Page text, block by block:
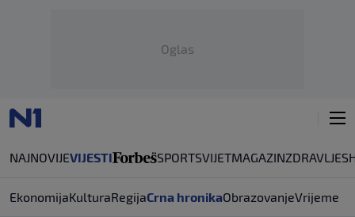
Oglas
NAJNOVIJEVIJESTI SPORTSVIJETMAGAZINZDRAVLJE
EkonomijaKulturaRegijaCrna hronikaObrazovanjeVrijeme